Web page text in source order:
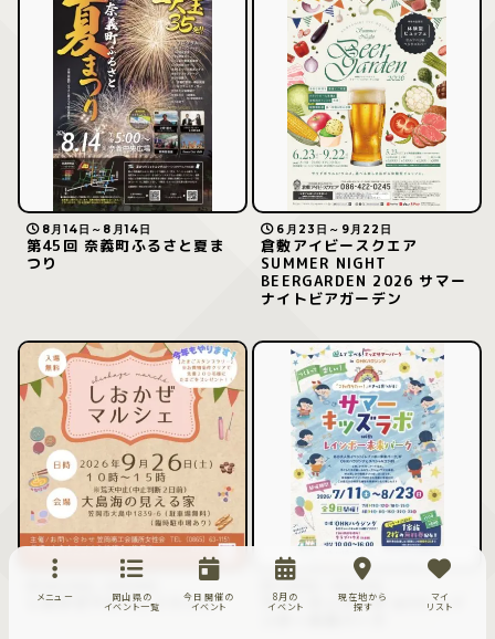
8月14日～8月14日
第45回 奈義町ふるさと夏ま
つり
6月23日～9月22日
倉敷アイビースクエア
SUMMER NIGHT
BEERGARDEN 2026 サマー
ナイトビアガーデン
しおかぜマルシェ２０２６
サマーキッズラボ with レイ
メニュー
岡山県の
イベント一覧
今日開催の
イベント
8月の
イベント
現在地から
探す
マイ
リスト